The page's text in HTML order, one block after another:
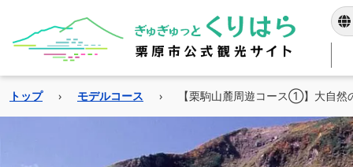
当サイトは独自の自
指定した
トップ › モデルコース › 【栗駒山麓周遊コース①】大自然